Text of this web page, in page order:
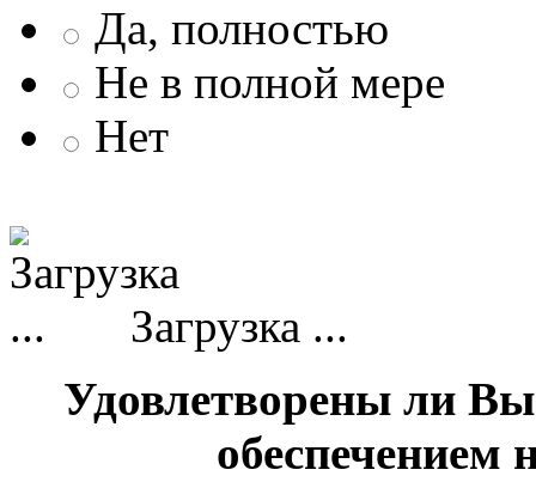
Да, полностью
Не в полной мере
Нет
Загрузка ...
Удовлетворены ли
обеспечением